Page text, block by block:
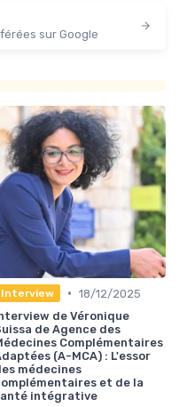
sur Google
Interview • 18/12/2025
de Véronique
de Agence des
Complémentaires
(A-MCA) : L'essor
médecines
et de la
intégrative